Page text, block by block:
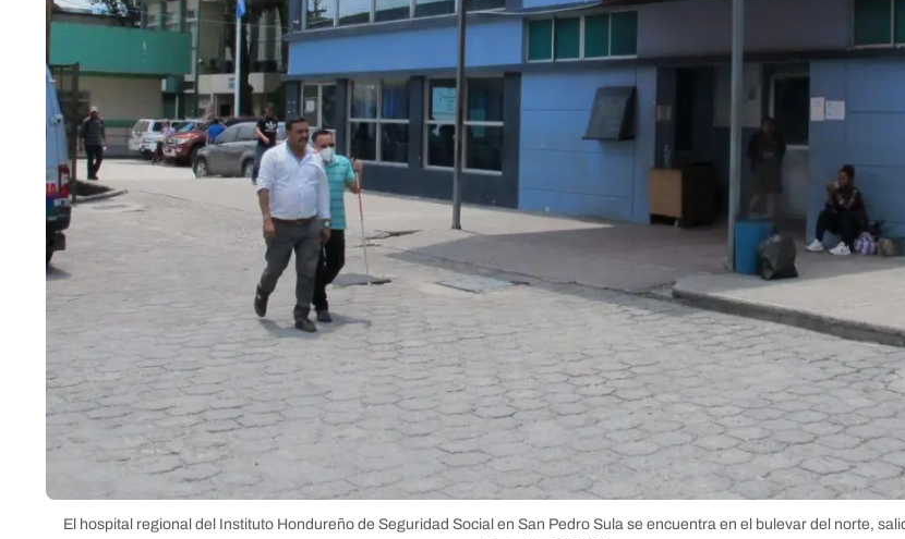
El hospital regional del Instituto Hondureño de Seguridad Social en San Pedro Sula se encuentra en el bulevar del norte,